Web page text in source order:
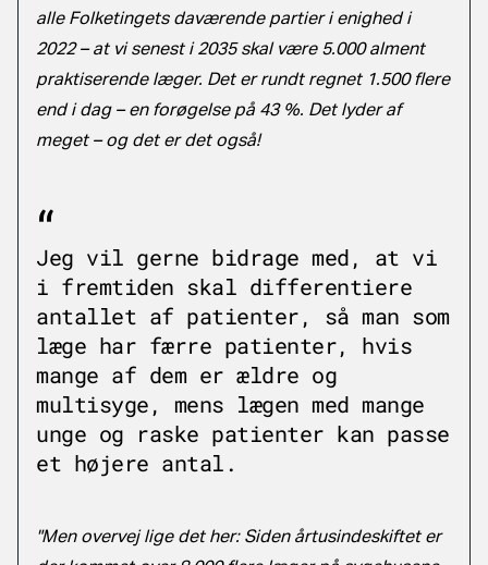
alle Folketingets daværende partier i enighed i
2022 – at vi senest i 2035 skal være 5.000 alment
praktiserende læger. Det er rundt regnet 1.500 flere
end i dag – en forøgelse på 43 %. Det lyder af
meget – og det er det også!
Jeg vil gerne bidrage med, at vi
i fremtiden skal differentiere
antallet af patienter, så man som
læge har færre patienter, hvis
mange af dem er ældre og
multisyge, mens lægen med mange
unge og raske patienter kan passe
et højere antal.
"Men overvej lige det her: Siden årtusindeskiftet er